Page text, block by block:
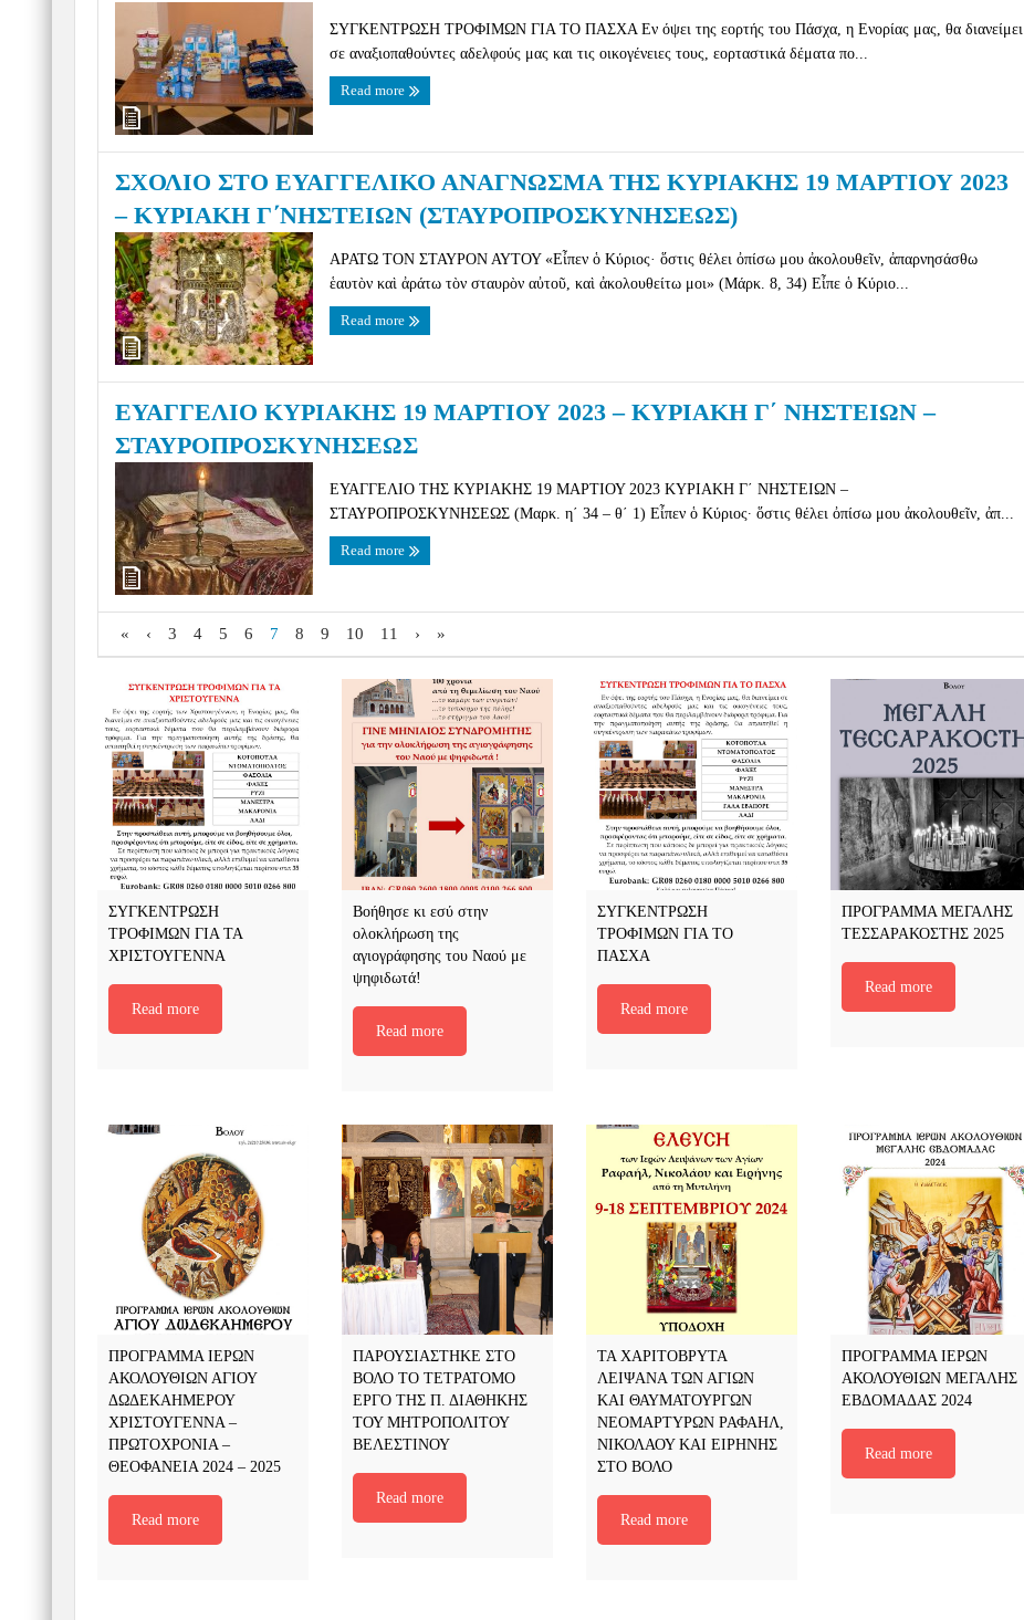
ΣΥΓΚΕΝΤΡΩΣΗ ΤΡΟΦΙΜΩΝ ΓΙΑ ΤΟ ΠΑΣΧΑ Εν όψει της εορτής του Πάσχα, η Ενορίας μας, θα διανείμει
σε αναξιοπαθούντες αδελφούς μας και τις οικογένειες τους, εορταστικά δέματα πο...
Read more
ΣΧΟΛΙΟ ΣΤΟ ΕΥΑΓΓΕΛΙΚΟ ΑΝΑΓΝΩΣΜΑ ΤΗΣ ΚΥΡΙΑΚΗΣ 19 ΜΑΡΤΙΟΥ 2023
– ΚΥΡΙΑΚΗ Γ΄ΝΗΣΤΕΙΩΝ (ΣΤΑΥΡΟΠΡΟΣΚΥΝΗΣΕΩΣ)
ΑΡΑΤΩ ΤΟΝ ΣΤΑΥΡΟΝ ΑΥΤΟΥ «Εἶπεν ὁ Κύριος· ὅστις θέλει ὀπίσω μου ἀκολουθεῖν, ἀπαρνησάσθω
ἑαυτὸν καὶ ἀράτω τὸν σταυρὸν αὐτοῦ, καὶ ἀκολουθείτω μοι» (Μάρκ. 8, 34) Εἶπε ὁ Κύριο...
Read more
ΕΥΑΓΓΕΛΙΟ ΚΥΡΙΑΚΗΣ 19 ΜΑΡΤΙΟΥ 2023 – ΚΥΡΙΑΚΗ Γ´ ΝΗΣΤΕΙΩΝ –
ΣΤΑΥΡΟΠΡΟΣΚΥΝΗΣΕΩΣ
ΕΥΑΓΓΕΛΙΟ ΤΗΣ ΚΥΡΙΑΚΗΣ 19 ΜΑΡΤΙΟΥ 2023 ΚΥΡΙΑΚΗ Γ´ ΝΗΣΤΕΙΩΝ –
ΣΤΑΥΡΟΠΡΟΣΚΥΝΗΣΕΩΣ (Μαρκ. η´ 34 – θ´ 1) Εἶπεν ὁ Κύριος· ὅστις θέλει ὀπίσω μου ἀκολουθεῖν, ἀπ...
Read more
« ‹ 3 4 5 6 7 8 9 10 11 › »
ΣΥΓΚΕΝΤΡΩΣΗ
ΤΡΟΦΙΜΩΝ ΓΙΑ ΤΑ
ΧΡΙΣΤΟΥΓΕΝΝΑ
Read more
Βοήθησε κι εσύ στην
ολοκλήρωση της
αγιογράφησης του Ναού με
ψηφιδωτά!
Read more
ΣΥΓΚΕΝΤΡΩΣΗ
ΤΡΟΦΙΜΩΝ ΓΙΑ ΤΟ
ΠΑΣΧΑ
Read more
ΠΡΟΓΡΑΜΜΑ ΜΕΓΑΛΗΣ
ΤΕΣΣΑΡΑΚΟΣΤΗΣ 2025
Read more
ΠΡΟΓΡΑΜΜΑ ΙΕΡΩΝ
ΑΚΟΛΟΥΘΙΩΝ ΑΓΙΟΥ
ΔΩΔΕΚΑΗΜΕΡΟΥ
ΧΡΙΣΤΟΥΓΕΝΝΑ –
ΠΡΩΤΟΧΡΟΝΙΑ –
ΘΕΟΦΑΝΕΙΑ 2024 – 2025
Read more
ΠΑΡΟΥΣΙΑΣΤΗΚΕ ΣΤΟ
ΒΟΛΟ ΤΟ ΤΕΤΡΑΤΟΜΟ
ΕΡΓΟ ΤΗΣ Π. ΔΙΑΘΗΚΗΣ
ΤΟΥ ΜΗΤΡΟΠΟΛΙΤΟΥ
ΒΕΛΕΣΤΙΝΟΥ
Read more
ΤΑ ΧΑΡΙΤΟΒΡΥΤΑ
ΛΕΙΨΑΝΑ ΤΩΝ ΑΓΙΩΝ
ΚΑΙ ΘΑΥΜΑΤΟΥΡΓΩΝ
ΝΕΟΜΑΡΤΥΡΩΝ ΡΑΦΑΗΛ,
ΝΙΚΟΛΑΟΥ ΚΑΙ ΕΙΡΗΝΗΣ
ΣΤΟ ΒΟΛΟ
Read more
ΠΡΟΓΡΑΜΜΑ ΙΕΡΩΝ
ΑΚΟΛΟΥΘΙΩΝ ΜΕΓΑΛΗΣ
ΕΒΔΟΜΑΔΑΣ 2024
Read more